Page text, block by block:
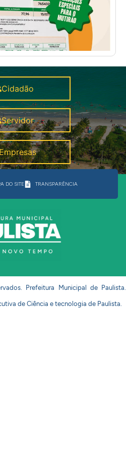
Cidadão
Servidor
DO SITE TRANSPARÊNCIA
Prefeitura Municipal de Paulista.
de Ciência e tecnologia de Paulista.